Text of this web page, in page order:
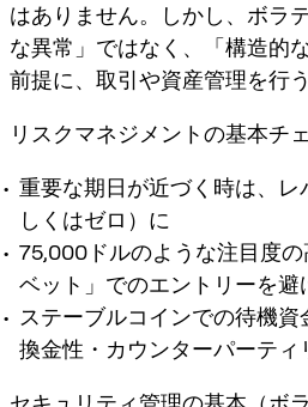
はありません。しかし、ボラ
な異常」ではなく、「構造的
前提に、取引や資産管理を行
リスクマネジメントの基本チ
重要な期日が近づく時は、レ
しくはゼロ）に
75,000ドルのような注目度
ベット」でのエントリーを避
ステーブルコインでの待機資
換金性・カウンターパーティ